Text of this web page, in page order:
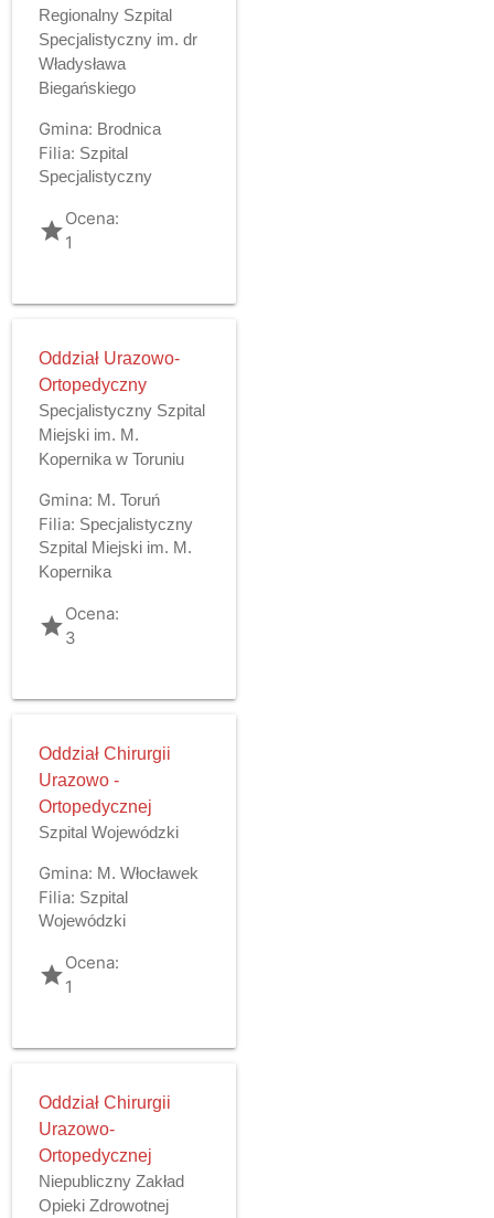
Regionalny Szpital
Specjalistyczny im. dr
Władysława
Biegańskiego
Gmina: Brodnica
Filia: Szpital
Specjalistyczny
gradeOcena:
1
Oddział Urazowo-
Ortopedyczny
Specjalistyczny Szpital
Miejski im. M.
Kopernika w Toruniu
Gmina: M. Toruń
Filia: Specjalistyczny
Szpital Miejski im. M.
Kopernika
gradeOcena:
3
Oddział Chirurgii
Urazowo -
Ortopedycznej
Szpital Wojewódzki
Gmina: M. Włocławek
Filia: Szpital
Wojewódzki
gradeOcena:
1
Oddział Chirurgii
Urazowo-
Ortopedycznej
Niepubliczny Zakład
Opieki Zdrowotnej